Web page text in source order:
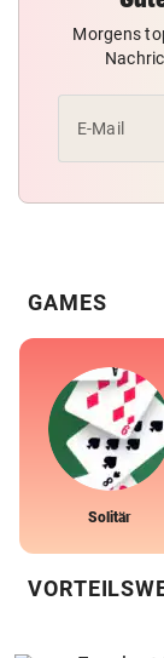
Morgens
E-Mail
GAMES
Solitär